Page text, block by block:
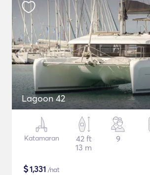
Lagoon 42
Katamaran
42 ft
13 m
9
$1,331 /nat